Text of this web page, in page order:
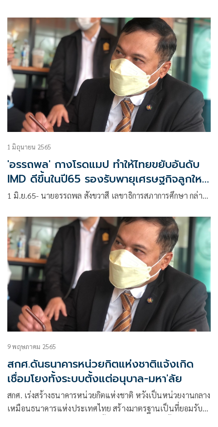
1 มิถุนายน 2565
'อรรถพล' กางโรดแมป ทำให้ไทยขยับอันดับ
IMD ดีขึ้นในปี65 รองรับพายุเศรษฐกิจลูกใหม่
หรือ Perfect Storm
1 มิ.ย.65- นายอรรถพล สังขวาสี เลขาธิการสภาการศึกษา กล่า…
9 พฤษภาคม 2565
สกศ.ดันธนาคารหน่วยกิตแห่งชาติแจ้งเกิด
เชื่อมโยงทั้งระบบตั้งแต่อนุบาล-มหา'ลัย
สกศ. เร่งสร้างธนาคารหน่วยกิตแห่งชาติ หวังเป็นหน่วยงานกลาง
เหมือนธนาคารแห่งประเทศไทย สร้างมาตรฐานเป็นที่ยอมรับ